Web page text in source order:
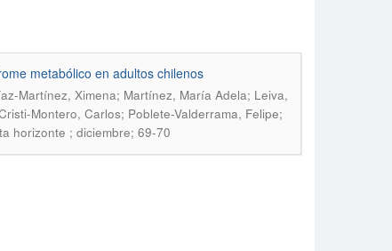
metabólico en adultos chilenos
Martínez, Ximena; Martínez, María Adela; Leiva,
Montero, Carlos; Poblete-Valderrama, Felipe;
horizonte ; diciembre; 69-70